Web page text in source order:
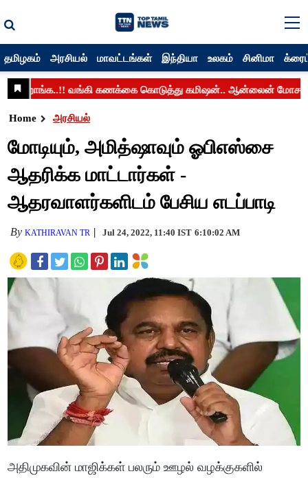
தமிழகம் அரசியல் மாவட்டங்கள் இந்தியா உலகம் சினிமா
Home அரசியல்
மோடியும், அமித்ஷாவும் ஓபிஎஸ்சை
ஆதரிக்க மாட்டார்கள் -
ஆதரவாளர்களிடம் பேசிய எடப்பாடி
ByKATHIRAVAN TR Jul 24, 2022, 11:40 IST 6:10:02 AM
அதிமுகவின் மாஜிக்கள் பலரும் ஊழல் வழக்குகளில்